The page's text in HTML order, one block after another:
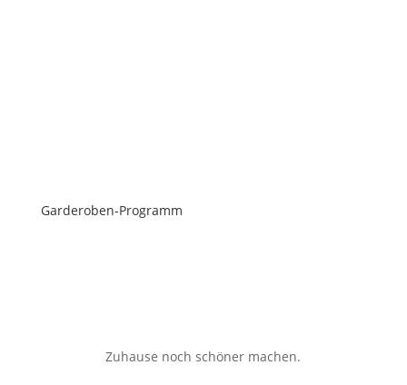
Garderoben-Programm
Zuhause noch schöner machen.